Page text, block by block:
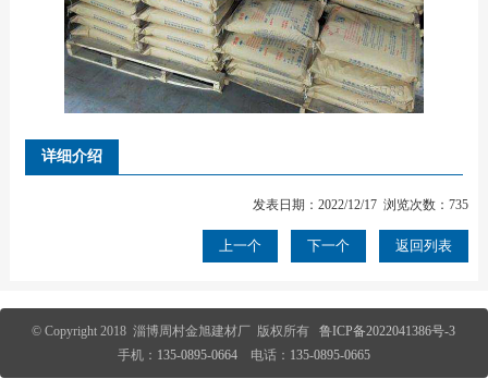
详细介绍
发表日期：2022/12/17 浏览次数：735
上一个 下一个 返回列表
© Copyright 2018 淄博周村金旭建材厂 版权所有鲁ICP备2022041386号-3
手机： 135-0895-0664电话： 135-0895-0665